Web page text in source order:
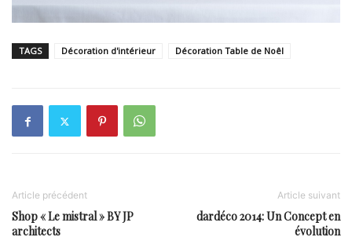
TAGS Décoration d'intérieur Décoration Table de Noêl
Article précédent
Shop « Le mistral » BY JP
architects
Article suivant
dardéco 2014: Un Concept en
évolution